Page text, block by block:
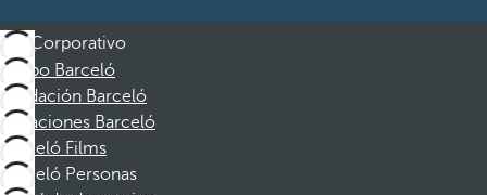
Corporativo
Grupo Barceló
Fundación Barceló
Vacaciones Barceló
Barceló Films
Barceló Personas